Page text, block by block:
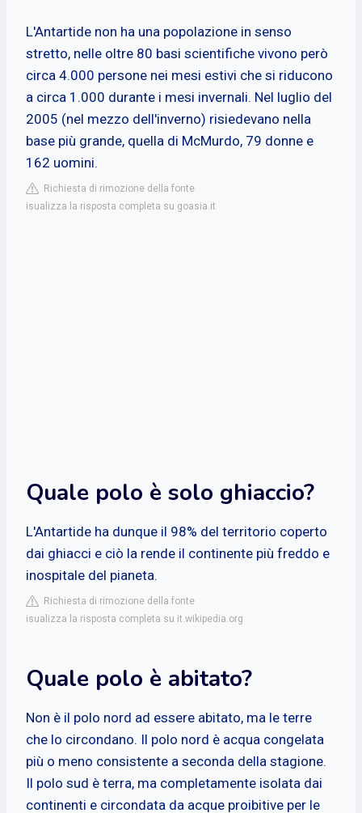
L'Antartide non ha una popolazione in senso
stretto, nelle oltre 80 basi scientifiche vivono però
circa 4.000 persone nei mesi estivi che si riducono
a circa 1.000 durante i mesi invernali. Nel luglio del
2005 (nel mezzo dell'inverno) risiedevano nella
base più grande, quella di McMurdo, 79 donne e
162 uomini.
Richiesta di rimozione della fonte
isualizza la risposta completa su goasia.it
Quale polo è solo ghiaccio?
L'Antartide ha dunque il 98% del territorio coperto
dai ghiacci e ciò la rende il continente più freddo e
inospitale del pianeta.
Richiesta di rimozione della fonte
isualizza la risposta completa su it.wikipedia.org
Quale polo è abitato?
Non è il polo nord ad essere abitato, ma le terre
che lo circondano. Il polo nord è acqua congelata
più o meno consistente a seconda della stagione.
Il polo sud è terra, ma completamente isolata dai
continenti e circondata da acque proibitive per le